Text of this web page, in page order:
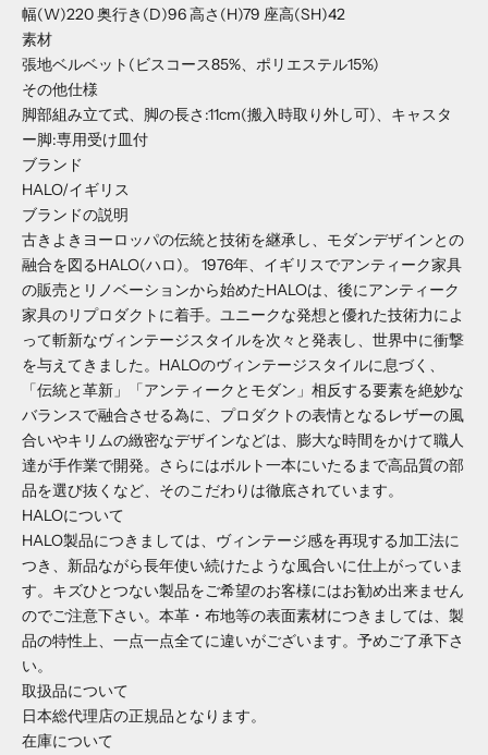
幅(W)220奥行き(D)96高さ(H)79 座高(SH)42
素材
張地ベルベット(ビスコース85%、ポリエステル15%)
その他仕様
脚部組み立て式、脚の長さ:11cm(搬入時取り外し可)、キャスタ
ー脚:専用受け皿付
ブランド
HALO/イギリス
ブランドの説明
古きよきヨーロッパの伝統と技術を継承し、モダンデザインとの
融合を図るHALO(ハロ)。 1976年、イギリスでアンティーク家具
の販売とリノベーションから始めたHALOは、後にアンティーク
家具のリプロダクトに着手。ユニークな発想と優れた技術力によ
って斬新なヴィンテージスタイルを次々と発表し、世界中に衝撃
を与えてきました。HALOのヴィンテージスタイルに息づく、
「伝統と革新」「アンティークとモダン」相反する要素を絶妙な
バランスで融合させる為に、プロダクトの表情となるレザーの風
合いやキリムの緻密なデザインなどは、膨大な時間をかけて職人
達が手作業で開発。さらにはボルト一本にいたるまで高品質の部
品を選び抜くなど、そのこだわりは徹底されています。
HALOについて
HALO製品につきましては、ヴィンテージ感を再現する加工法に
つき、新品ながら長年使い続けたような風合いに仕上がっていま
す。キズひとつない製品をご希望のお客様にはお勧め出来ません
のでご注意下さい。本革・布地等の表面素材につきましては、製
品の特性上、一点一点全てに違いがございます。予めご了承下さ
い。
取扱品について
日本総代理店の正規品となります。
在庫について